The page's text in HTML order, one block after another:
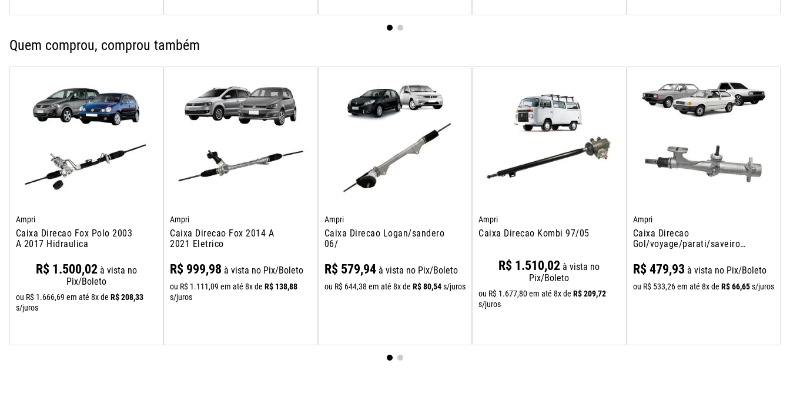
Quem comprou, comprou também
Ampri
Caixa Direcao Fox Polo 2003
A 2017 Hidraulica
R$ 1.500,02 à vista no
Pix/Boleto
ou R$ 1.666,69 em até 8x de R$208,33
s/juros
Ampri
Caixa Direcao Fox 2014 A
2021 Eletrico
R$ 999,98 à vista no Pix/Boleto
ou R$ 1.111,09 em até 8x de R$ 138,88
s/juros
Ampri
Caixa Direcao Logan/sandero
06/
R$ 579,94à vista no Pix/Boleto
ou R$ 644,38 em até 8x de R$ 80,54 s/juros
Ampri
Caixa Direcao Kombi 97/05
R$ 1.510,02 à vista no
Pix/Boleto
ou R$ 1.677,80em até 8x de R$209,72
s/juros
Ampri
Caixa Direcao
Gol/voyage/parati/saveiro
84/06 Direcao Mecanica
R$ 479,93 à vista no Pix/Boleto
ou R$ 533,26 em até 8x de R$ 66,65 s/juros